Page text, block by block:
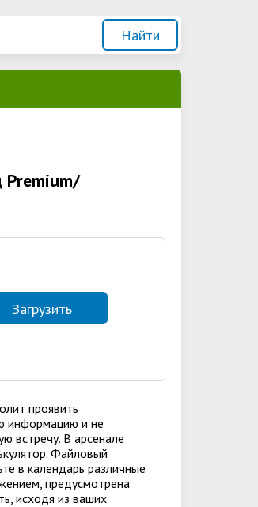
Premium/
Загрузить
проявить
информацию и не
встречу. В арсенале
Файловый
в календарь различные
предусмотрена
исходя из ваших